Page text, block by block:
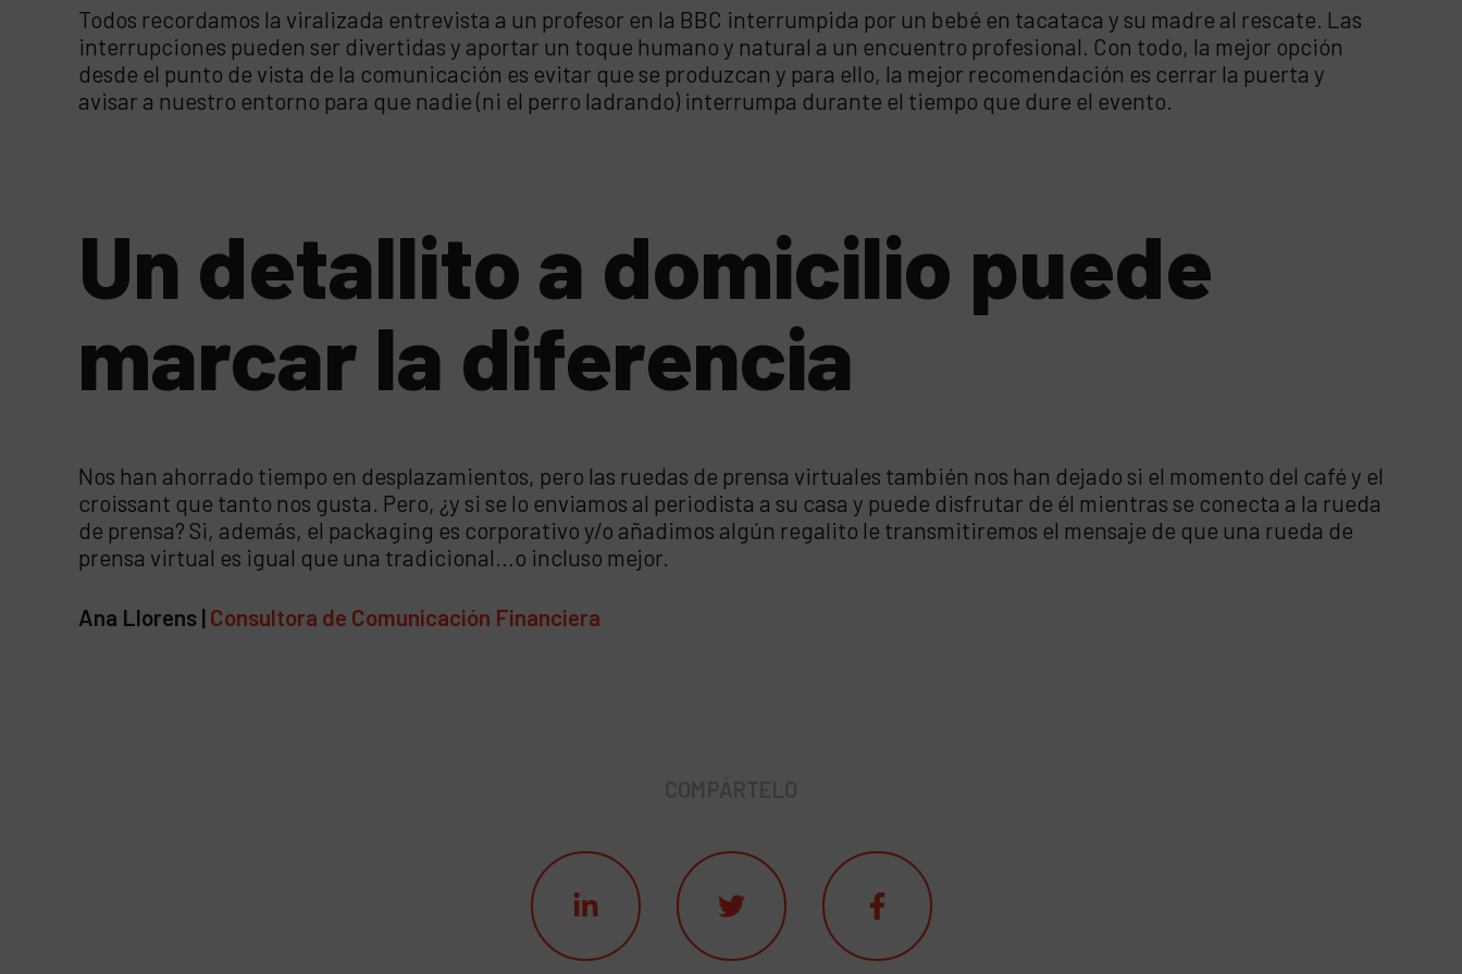
Todos recordamos la viralizada entrevista a un profesor en la BBC interrumpida por un bebé en tacataca y su madre al rescate. Las
interrupciones pueden ser divertidas y aportar un toque humano y natural a un encuentro profesional. Con todo, la mejor opción
desde el punto de vista de la comunicación es evitar que se produzcan y para ello, la mejor recomendación es cerrar la puerta y
avisar a nuestro entorno para que nadie (ni el perro ladrando) interrumpa durante el tiempo que dure el evento.
Un detallito a domicilio puede
marcar la diferencia
Nos han ahorrado tiempo en desplazamientos, pero las ruedas de prensa virtuales también nos han dejado si el momento del café y el
croissant que tanto nos gusta. Pero, ¿y si se lo enviamos al periodista a su casa y puede disfrutar de él mientras se conecta a la rueda
de prensa? Si, además, el packaging es corporativo y/o añadimos algún regalito le transmitiremos el mensaje de que una rueda de
prensa virtual es igual que una tradicional…o incluso mejor.
Ana Llorens | Consultora de Comunicación Financiera